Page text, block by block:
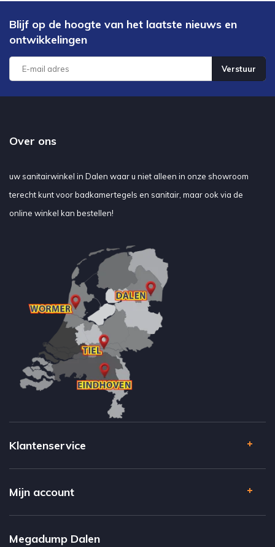
Blijf op de hoogte van het laatste nieuws en
ontwikkelingen
Verstuur
Over ons
uw sanitairwinkel in Dalen waar u niet alleen in onze showroom
terecht kunt voor badkamertegels en sanitair, maar ook via de
online winkel kan bestellen!
Klantenservice
Mijn account
Megadump Dalen